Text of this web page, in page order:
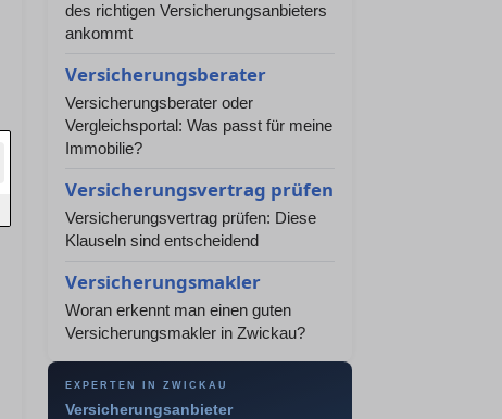
des richtigen Versicherungsanbieters
ankommt
Versicherungsberater
Versicherungsberater oder
Vergleichsportal: Was passt für meine
Immobilie?
Versicherungsvertrag prüfen
Versicherungsvertrag prüfen: Diese
Klauseln sind entscheidend
Versicherungsmakler
Woran erkennt man einen guten
Versicherungsmakler in Zwickau?
EXPERTEN IN ZWICKAU
Versicherungsanbieter